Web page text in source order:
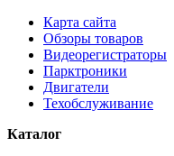
Карта сайта
Обзоры товаров
Видеорегистраторы
Парктроники
Двигатели
Техобслуживание
Каталог